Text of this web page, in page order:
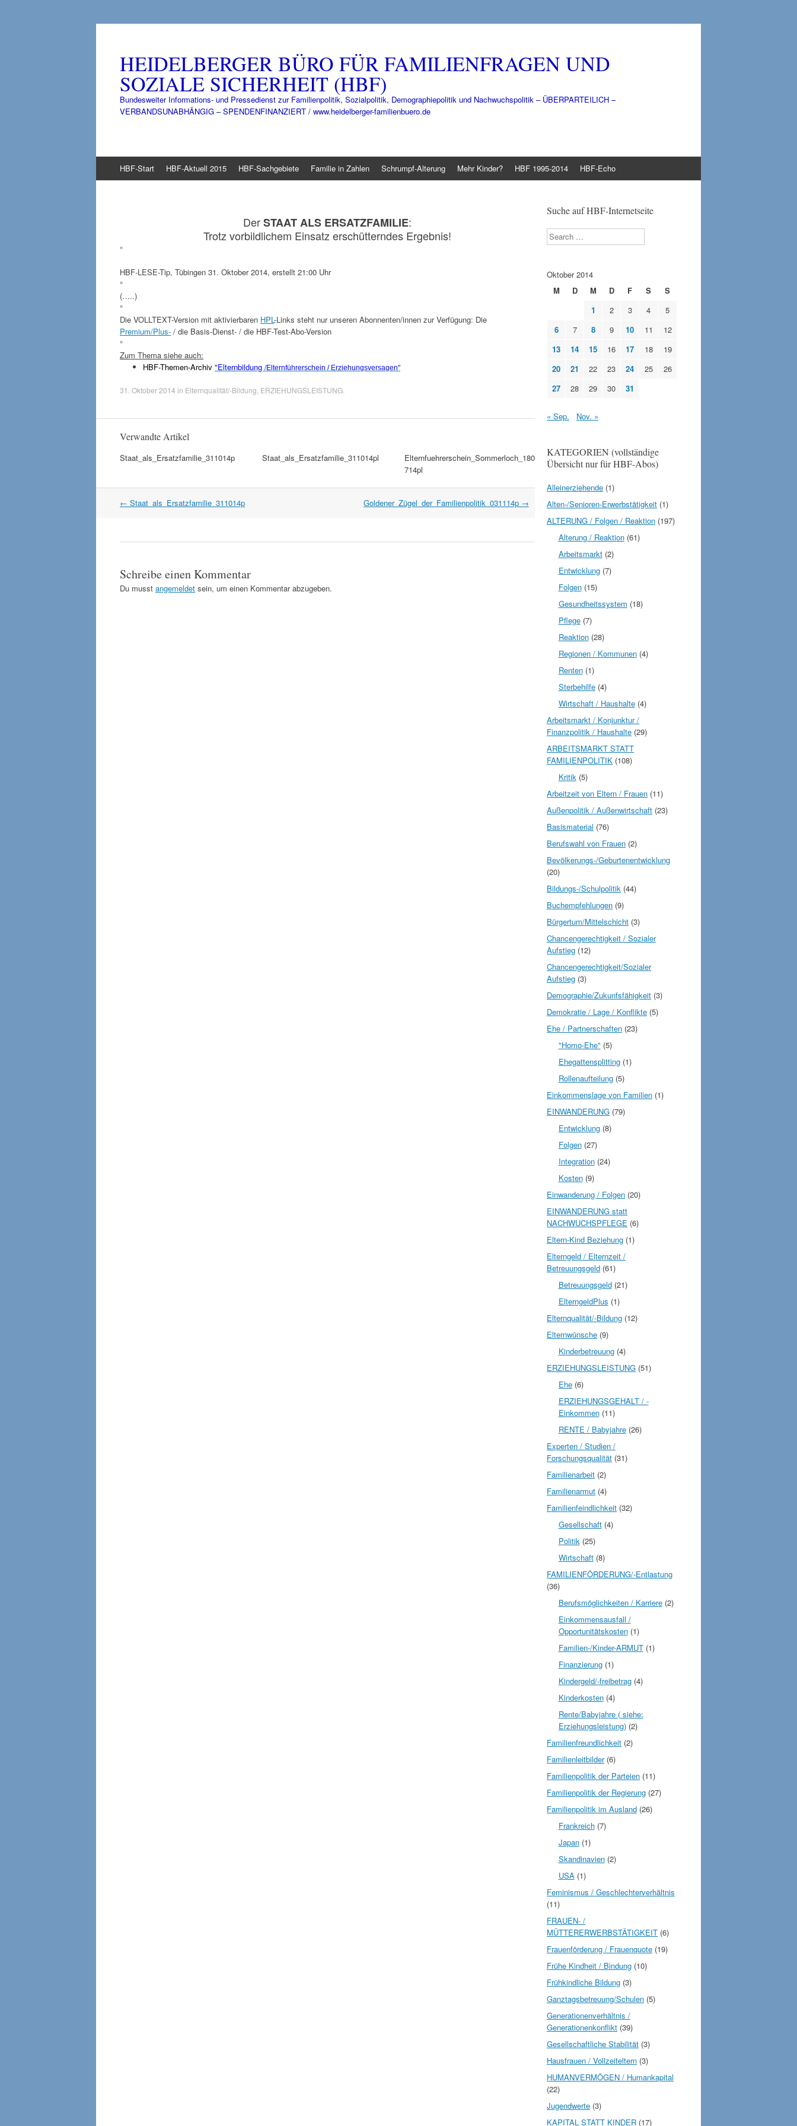
HEIDELBERGER BÜRO FÜR FAMILIENFRAGEN UND
SOZIALE SICHERHEIT (HBF)
Bundesweiter Informations- und Pressedienst zur Familienpolitik, Sozialpolitik, Demographiepolitik und Nachwuchspolitik – ÜBERPARTEILICH –
VERBANDSUNABHÄNGIG – SPENDENFINANZIERT / www.heidelberger-familienbuero.de
Inhalt
HBF-Start HBF-Aktuell 2015 HBF-Sachgebiete Familie in Zahlen Schrumpf-Alterung Mehr Kinder? HBF 1995-2014 HBF-Echo
DerSTAAT ALS ERSATZFAMILIE:
Trotz vorbildlichem Einsatz erschütterndes Ergebnis!
°
HBF-LESE-Tip, Tübingen 31. Oktober 2014, erstellt 21:00 Uhr
°
(…..)
°
Die VOLLTEXT-Version mit aktivierbaren HPL-Links steht nur unseren Abonnenten/innen zur Verfügung: Die
Premium/Plus- / die Basis-Dienst- / die HBF-Test-Abo-Version
°
Zum Thema siehe auch:
HBF-Themen-Archiv "Elternbildung /Elternführerschein / Erziehungsversagen"
31. Oktober 2014 in Elternqualität/-Bildung ERZIEHUNGSLEISTUNG
Verwandte Artikel
Staat_als_Ersatzfamilie_311014p Staat_als_Ersatzfamilie_311014pl
Elternfuehrerschein_Sommerloch_180
714pl
Artikel
← Staat_als_Ersatzfamilie_311014p Goldener_Zügel_der_Familienpolitik_031114p →
Schreibe einen Kommentar
Du musst angemeldet sein, um einen Kommentar abzugeben.
Suche auf HBF-Internetseite
Search
Oktober 2014
M
D M D F S
S
1
2 3 4
5
6
7 8 9 10 11
12
13
14 15 16 17 18
19
20
21 22 23 24 25
26
27
28 29 30 31
« Sep. Nov. »
KATEGORIEN (vollständige
Übersicht nur für HBF-Abos)
Alleinerziehende (1)
Alten-/Senioren-Erwerbstätigkeit (1)
ALTERUNG / Folgen / Reaktion (197)
Alterung / Reaktion(61)
Arbeitsmarkt(2)
Entwicklung(7)
Folgen(15)
Gesundheitssystem (18)
Pflege(7)
Reaktion(28)
Regionen / Kommunen(4)
Renten(1)
Sterbehilfe(4)
Wirtschaft / Haushalte(4)
Arbeitsmarkt / Konjunktur /
Finanzpolitik / Haushalte (29)
ARBEITSMARKT STATT
FAMILIENPOLITIK (108)
Kritik(5)
Arbeitzeit von Eltern / Frauen (11)
Außenpolitik / Außenwirtschaft (23)
Basismaterial (76)
Berufswahl von Frauen (2)
Bevölkerungs-/Geburtenentwicklung
(20)
Bildungs-/Schulpolitik (44)
Buchempfehlungen (9)
Bürgertum/Mittelschicht (3)
Chancengerechtigkeit / Sozialer
Aufstieg (12)
Chancengerechtigkeit/Sozialer
Aufstieg (3)
Demographie/Zukunfsfähigkeit (3)
Demokratie / Lage / Konflikte (5)
Ehe / Partnerschaften (23)
"Homo-Ehe" (5)
Ehegattensplitting(1)
Rollenaufteilung(5)
Einkommenslage von Familien (1)
EINWANDERUNG (79)
Entwicklung(8)
Folgen(27)
Integration(24)
Kosten(9)
Einwanderung / Folgen (20)
EINWANDERUNG statt
NACHWUCHSPFLEGE (6)
Eltern-Kind Beziehung (1)
Elterngeld / Elternzeit /
Betreuungsgeld (61)
Betreuungsgeld(21)
ElterngeldPlus (1)
Elternqualität/-Bildung (12)
Elternwünsche (9)
Kinderbetreuung(4)
ERZIEHUNGSLEISTUNG (51)
Ehe(6)
ERZIEHUNGSGEHALT / -
Einkommen(11)
RENTE / Babyjahre(26)
Experten / Studien /
Forschungsqualität (31)
Familienarbeit (2)
Familienarmut (4)
Familienfeindlichkeit (32)
Gesellschaft(4)
Politik(25)
Wirtschaft(8)
FAMILIENFÖRDERUNG/-Entlastung
(36)
Berufsmöglichkeiten / Karriere(2)
Einkommensausfall /
Opportunitätskosten(1)
Familien-/Kinder-ARMUT(1)
Finanzierung(1)
Kindergeld/-freibetrag(4)
Kinderkosten(4)
Rente/Babyjahre ( siehe:
Erziehungsleistung)(2)
Familienfreundlichkeit (2)
Familienleitbilder(6)
Familienpolitik der Parteien (11)
Familienpolitik der Regierung (27)
Familienpolitik im Ausland (26)
Frankreich(7)
Japan(1)
Skandinavien(2)
USA(1)
Feminismus / Geschlechterverhältnis
(11)
FRAUEN- /
MÜTTERERWERBSTÄTIGKEIT (6)
Frauenförderung / Frauenquote (19)
Frühe Kindheit / Bindung (10)
Frühkindliche Bildung (3)
Ganztagsbetreuung/Schulen (5)
Generationenverhältnis /
Generationenkonflikt (39)
Gesellschaftliche Stabilität (3)
Hausfrauen / Vollzeiteltern (3)
HUMANVERMÖGEN / Humankapital
(22)
Jugendwerte (3)
KAPITAL STATT KINDER (17)